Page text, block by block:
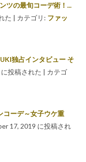
ツの最旬コーデ術！...
た | カテゴリ: ファッ
独占インタビュー そ
投稿された | カテゴ
コーデ～女子ウケ重
17, 2019 に投稿され